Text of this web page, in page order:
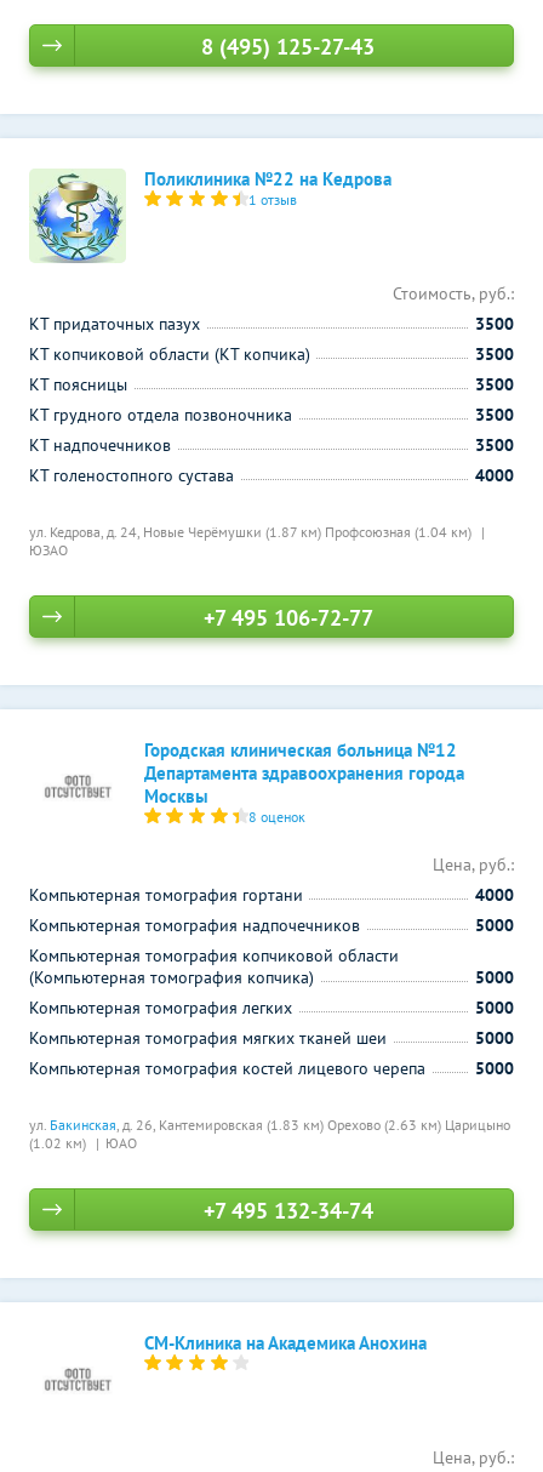
8 (495) 125-27-43
Поликлиника №22 на Кедрова
1 отзыв
ул. Кедрова, д. 24, Новые Черёмушки (1.87 км) Профсоюзная (1.04 км)
ЮЗАО
Стоимость, руб.:
КТ придаточных пазух
3500
КТ копчиковой области (КТ копчика)
3500
КТ поясницы
3500
КТ грудного отдела позвоночника
3500
КТ надпочечников
3500
КТ голеностопного сустава
4000
+7 495 106-72-77
Городская клиническая больница №12
Департамента здравоохранения города
Москвы
8 оценок
ул. Бакинская, д. 26, Кантемировская (1.83 км) Орехово (2.63 км) Царицыно
(1.02 км)
ЮАО
Цена, руб.:
Компьютерная томография гортани
4000
Компьютерная томография надпочечников
5000
Компьютерная томография копчиковой области
(Компьютерная томография копчика)
5000
Компьютерная томография легких
5000
Компьютерная томография мягких тканей шеи
5000
Компьютерная томография костей лицевого черепа
5000
+7 495 132-34-74
СМ-Клиника на Академика Анохина
Цена, руб.: